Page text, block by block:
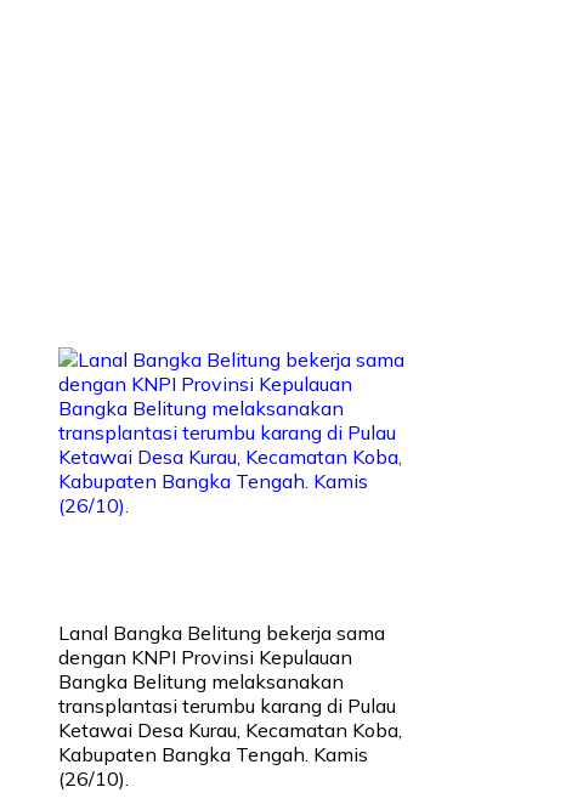
Lanal Bangka Belitung bekerja sama
dengan KNPI Provinsi Kepulauan
Bangka Belitung melaksanakan
transplantasi terumbu karang di Pulau
Ketawai Desa Kurau, Kecamatan Koba,
Kabupaten Bangka Tengah. Kamis
(26/10).